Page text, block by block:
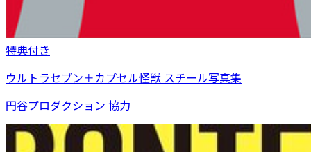
特典付き
ウルトラセブン＋カプセル怪獣 スチール写真集
円谷プロダクション 協力